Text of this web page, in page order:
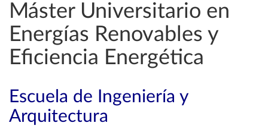
Máster Universitario en
Energías Renovables y
Eficiencia Energética
Escuela de Ingeniería y
Arquitectura